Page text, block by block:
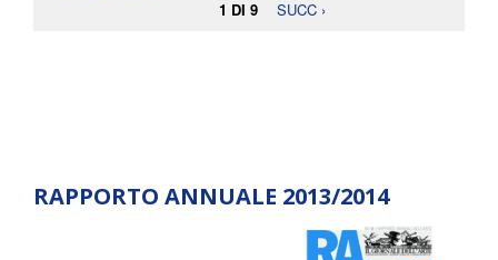
1 DI 9
SUCC ›
RAPPORTO ANNUALE 2013/2014